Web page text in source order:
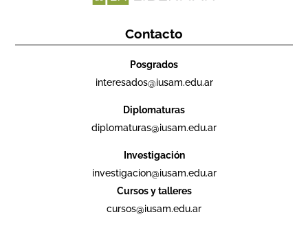
Contacto
Posgrados
interesados@iusam.edu.ar
Diplomaturas
diplomaturas@iusam.edu.ar
Investigación
investigacion@iusam.edu.ar
Cursos y talleres
cursos@iusam.edu.ar